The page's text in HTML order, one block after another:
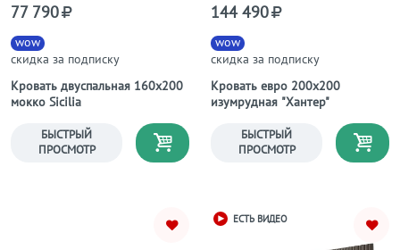
Кровать двуспальная 160х200
мокко Sicilia
wow
скидка за подписку
77 790
БЫСТРЫЙ
ПРОСМОТР
Кровать евро 200х200
изумрудная "Хантер"
wow
скидка за подписку
144 490
БЫСТРЫЙ
ПРОСМОТР
ЕСТЬ ВИДЕО